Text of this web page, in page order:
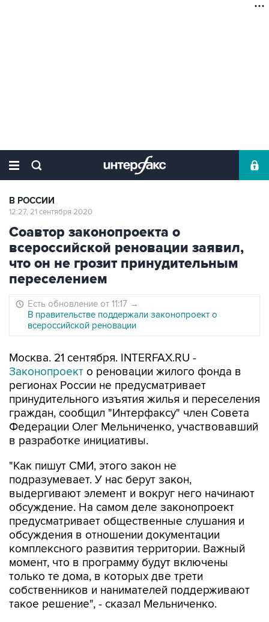
В РОССИИ
12:27, 21 сентября 2020
Соавтор законопроекта о
всероссийской реновации заявил,
что он не грозит принудительным
переселением
Есть обновление от 11:17 →
В правительстве поддержали законопроект о
всероссийской реновации
Москва. 21 сентября. INTERFAX.RU -
Законопроект о реновации жилого фонда в
регионах России не предусматривает
принудительного изъятия жилья и переселения
граждан, сообщил "Интерфаксу" член Совета
Федерации Олег Мельниченко, участвовавший
в разработке инициативы.
"Как пишут СМИ, этого закон не
подразумевает. У нас берут закон,
выдергивают элемент и вокруг него начинают
обсуждение. На самом деле законопроект
предусматривает общественные слушания и
обсуждения в отношении документации
комплексного развития территории. Важный
момент, что в программу будут включены
только те дома, в которых две трети
собственников и нанимателей поддерживают
такое решение", - сказал Мельниченко.